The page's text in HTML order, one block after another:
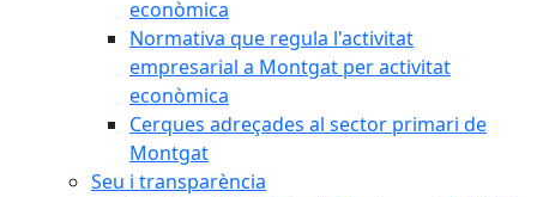
econòmica
Normativa que regula l'activitat
empresarial a Montgat per activitat
econòmica
Cerques adreçades al sector primari de
Montgat
Seu i transparència